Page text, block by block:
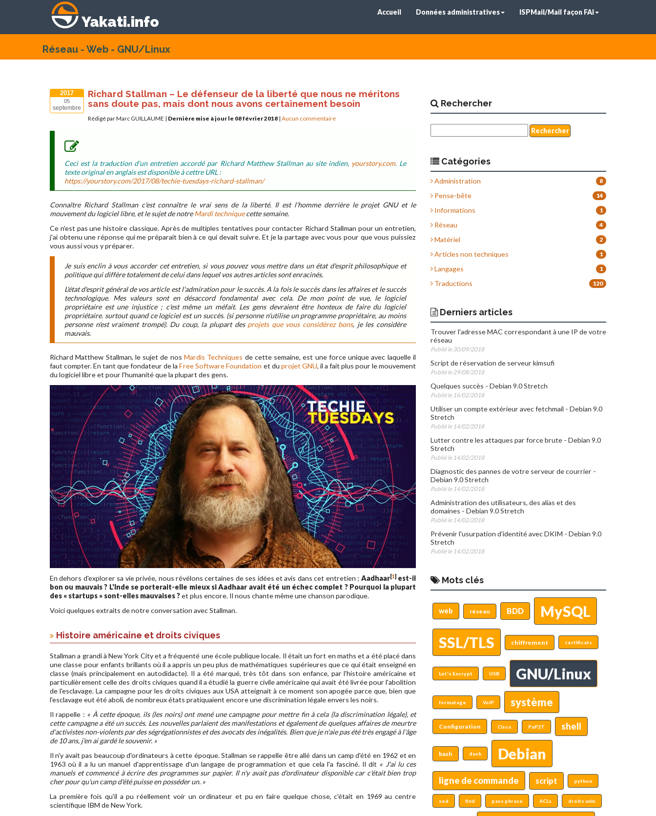
Yakati.info
Accueil Données administratives ISPMail/Mail façon FAI
Réseau - Web - GNU/Linux
2017
05
septembre
Richard Stallman – Le défenseur de la liberté que nous ne méritons
sans doute pas, mais dont nous avons certainement besoin
Rédigé par Marc GUILLAUME | Dernière mise à jour le 08 février 2018 |Aucun commentaire
Ceci est la traduction d'un entretien accordé par Richard Matthew Stallman au site indien, yourstory.com. Le
texte original en anglais est disponible à cettre URL :
https://yourstory.com/2017/08/techie-tuesdays-richard-stallman/
Connaître Richard Stallman c'est connaître le vrai sens de la liberté. Il est l'homme derrière le projet GNU et le
mouvement du logiciel libre, et le sujet de notreMardi techniquecette semaine.
Ce n'est pas une histoire classique. Après de multiples tentatives pour contacter Richard Stallman pour un entretien,
j'ai obtenu une réponse qui me préparait bien à ce qui devait suivre. Et je la partage avec vous pour que vous puissiez
vous aussi vous y préparer.
Je suis enclin à vous accorder cet entretien, si vous pouvez vous mettre dans un état d'esprit philosophique et
politique qui diffère totalement de celui dans lequel vos autres articles sont enracinés.
L'état d'esprit général de vos article est l'admiration pour le succès. A la fois le succès dans les affaires et le succès
technologique. Mes valeurs sont en désaccord fondamental avec cela. De mon point de vue, le logiciel
propriétaire est une injustice ; c'est même un méfait. Les gens devraient être honteux de faire du logiciel
propriétaire. surtout quand ce logiciel est un succès. (si personne n'utilise un programme propriétaire, au moins
personne n'est vraiment trompé). Du coup, la plupart des projets que vous considérez bons, je les considère
mauvais.
Richard Matthew Stallman, le sujet de nos Mardis Techniques de cette semaine, est une force unique avec laquelle il
faut compter. En tant que fondateur de laFree Software Foundation et du projet GNU, il a fait plus pour le mouvement
du logiciel libre et pour l'humanité que la plupart des gens.
En dehors d'explorer sa vie privée, nous révélons certaines de ses idées et avis dans cet entretien ; Aadhaar[1]est-il
bon ou mauvais ? L'Inde se porterait-elle mieux si Aadhaar avait été un échec complet ? Pourquoi la plupart
des « startups » sont-elles mauvaises ?et plus encore. Il nous chante même une chanson parodique.
Voici quelques extraits de notre conversation avec Stallman.
Histoire américaine et droits civiques
Stallman a grandi à New York City et a fréquenté une école publique locale. Il était un fort en maths et a été placé dans
une classe pour enfants brillants où il a appris un peu plus de mathématiques supérieures que ce qui était enseigné en
classe (mais principalement en autodidacte). Il a été marqué, très tôt dans son enfance, par l'histoire américaine et
particulièrement celle des droits civiques quand il a étudié la guerre civile américaine qui avait été livrée pour l'abolition
de l'esclavage. La campagne pour les droits civiques aux USA atteignait à ce moment son apogée parce que, bien que
l'esclavage eut été aboli, de nombreux états pratiquaient encore une discrimination légale envers les noirs.
Il rappelle : « À cette époque, ils (les noirs) ont mené une campagne pour mettre fin à cela (la discrimination légale), et
cette campagne a été un succès. Les nouvelles parlaient des manifestations et également de quelques affaires de meurtre
d'activistes non-violents par des ségrégationnistes et des avocats des inégalités. Bien que je n'aie pas été très engagé à l'âge
de 10 ans, j'en ai gardé le souvenir. »
Il n'y avait pas beaucoup d'ordinateurs à cette époque. Stallman se rappelle être allé dans un camp d'été en 1962 et en
1963 où il a lu un manuel d'apprentissage d'un langage de programmation et que cela l'a fasciné. Il dit « J'ai lu ces
manuels et commencé à écrire des programmes sur papier. Il n'y avait pas d'ordinateur disponible car c'était bien trop
cher pour qu'un camp d'été puisse en posséder un. »
La première fois qu'il a pu réellement voir un ordinateur et pu en faire quelque chose, c'était en 1969 au centre
scientifique IBM de New York.
Rechercher
Catégories
Administration 8
Pense-bête 14
Informations 1
Réseau 4
Matériel 2
Articles non techniques 1
Langages 1
Traductions 120
Derniers articles
Trouver l'adresse MAC correspondant à une IP de votre
réseau
Publié le 30/09/2018
Script de réservation de serveur kimsufi
Publié le 29/08/2018
Quelques succès - Debian 9.0 Stretch
Publié le 16/02/2018
Utiliser un compte extérieur avec fetchmail - Debian 9.0
Stretch
Publié le 14/02/2018
Lutter contre les attaques par force brute - Debian 9.0
Stretch
Publié le 14/02/2018
Diagnostic des pannes de votre serveur de courrier -
Debian 9.0 Stretch
Publié le 14/02/2018
Administration des utilisateurs, des alias et des
domaines - Debian 9.0 Stretch
Publié le 14/02/2018
Prévenir l'usurpation d'identité avec DKIM - Debian 9.0
Stretch
Publié le 14/02/2018
Mots clés
web réseau BDD
MySQL
SSL/TLS
chiffrement certificats
Let's Encrypt USB GNU/Linux
formatage VoIP système
Configuration Cisco PaP2T shell
bash dash Debian
ligne de commande script python
sed find pass phrase ACLs droits unix